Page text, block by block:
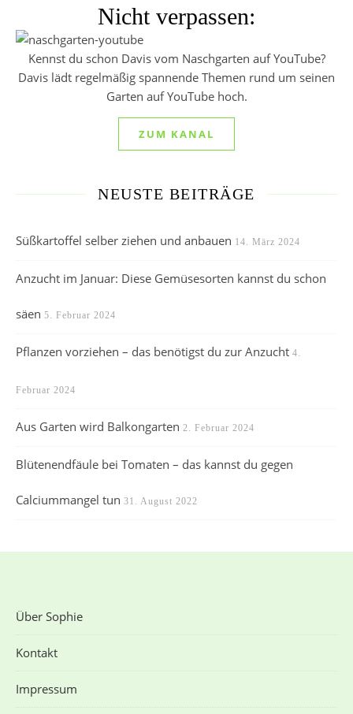
Nicht verpassen:
Kennst du schon Davis vom Naschgarten auf YouTube?
Davis lädt regelmäßig spannende Themen rund um seinen
Garten auf YouTube hoch.
ZUM KANAL
NEUSTE BEITRÄGE
Süßkartoffel selber ziehen und anbauen 14. März 2024
Anzucht im Januar: Diese Gemüsesorten kannst du schon
säen 5. Februar 2024
Pflanzen vorziehen – das benötigst du zur Anzucht 4.
Februar 2024
Aus Garten wird Balkongarten 2. Februar 2024
Blütenendfäule bei Tomaten – das kannst du gegen
Calciummangel tun 31. August 2022
Über Sophie
Kontakt
Impressum